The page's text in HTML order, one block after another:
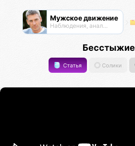
Мужское движение
Наблюдения, анализ, обсуждения
Бесстыжие
Статья Солики